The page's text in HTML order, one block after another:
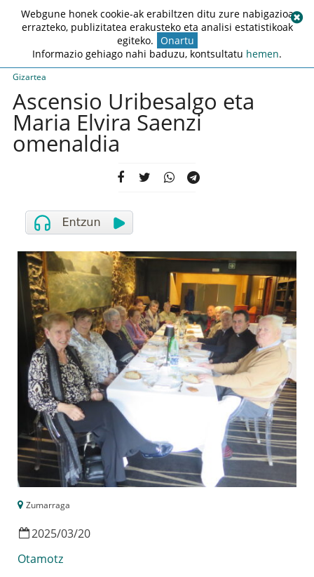
Gizartea
Ascensio Uribesalgo eta
Maria Elvira Saenzi
omenaldia
Zumarraga
2025/03/20
Otamotz
Webgune honek cookie-ak erabiltzen ditu zure nabigazioa
errazteko, publizitatea erakusteko eta analisi estatistikoak
egiteko. Onartu
Informazio gehiago nahi baduzu, kontsultatu hemen.